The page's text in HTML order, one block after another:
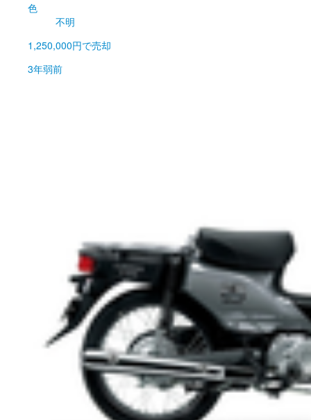
色
不明
1,250,000円で売却
3年弱前